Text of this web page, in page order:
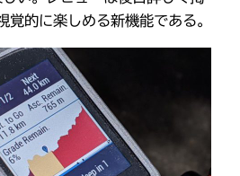
覚的に楽しめる新機能である。